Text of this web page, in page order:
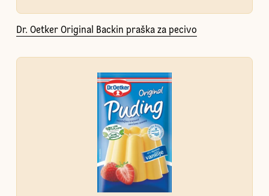
Dr. Oetker Original Backin praška za pecivo